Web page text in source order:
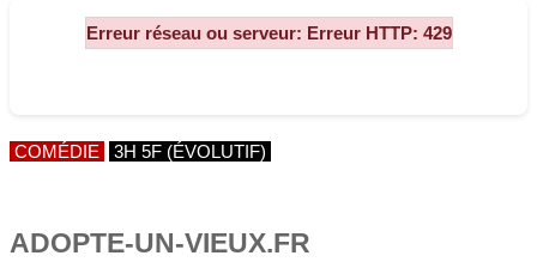
Erreur réseau ou serveur: Erreur HTTP: 429
COMÉDIE 3H 5F (ÉVOLUTIF)
ADOPTE-UN-VIEUX.FR